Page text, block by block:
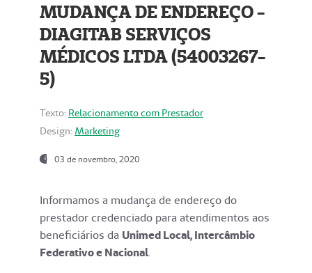
MUDANÇA DE ENDEREÇO -
DIAGITAB SERVIÇOS
MÉDICOS LTDA (54003267-
5)
Texto: Relacionamento com Prestador
Design: Marketing
03 de novembro, 2020
Informamos a mudança de endereço do
prestador credenciado para atendimentos aos
beneficiários da Unimed Local, Intercâmbio
Federativo e Nacional.